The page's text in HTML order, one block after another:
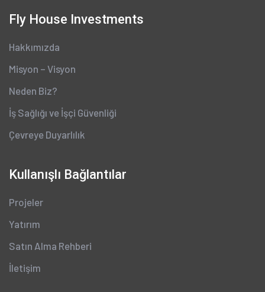
Fly House Investments
Hakkımızda
Misyon – Visyon
Neden Biz?
İş Sağlığı ve İşçi Güvenliği
Çevreye Duyarlılık
Kullanışlı Bağlantılar
Projeler
Yatırım
Satın Alma Rehberi
İletişim